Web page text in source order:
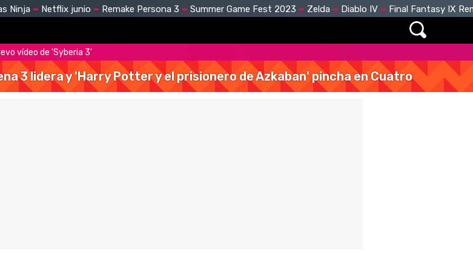
Ninja Netflix junio Remake Persona 3 Summer Game Fest 2023 Zelda Diablo IV Final Fantasy IX
vídeo de 'Syberia 3'
3 lidera y 'Harry Potter y el prisionero de Azkaban' pincha en Cuatro